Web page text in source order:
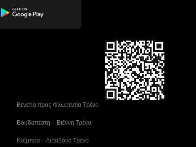
Βενετία προς Φλωρεντία Τρένο
Βουδαπέστη – Βιέννη Tρένο
Κοΐμπρα – Λισαβόνα Τρένο